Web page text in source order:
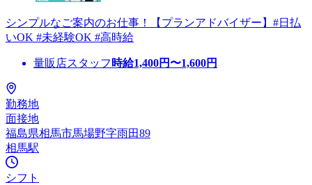
シンプルなご案内のお仕事！【プランアドバイザー】#日払
いOK #未経験OK #高時給
量販店スタッフ 時給1,400円〜1,600円
勤務地
面接地
福島県相馬市馬場野字雨田89
相馬駅
シフト